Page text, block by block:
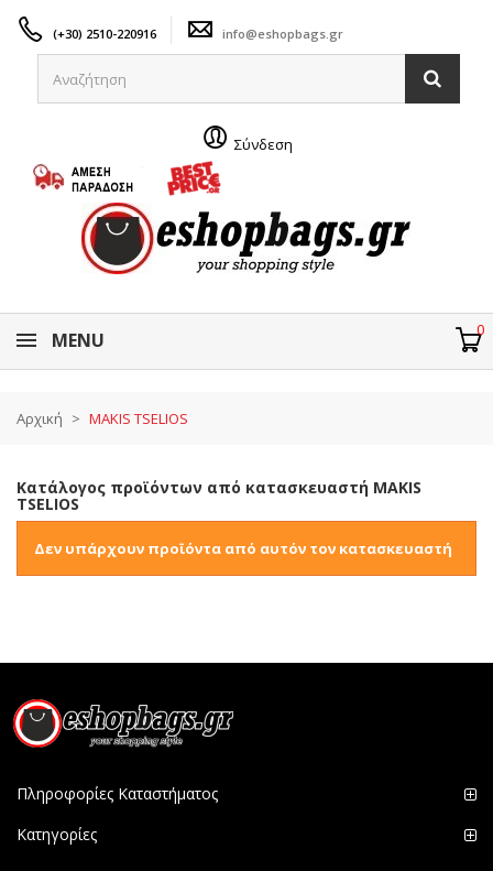
(+30) 2510-220916 info@eshopbags.gr
Σύνδεση
MENU 0
Αρχική > MAKIS TSELIOS
Κατάλογος προϊόντων από κατασκευαστή MAKIS
TSELIOS
Δεν υπάρχουν προϊόντα από αυτόν τον κατασκευαστή
Πληροφορίες Καταστήματος
Κατηγορίες